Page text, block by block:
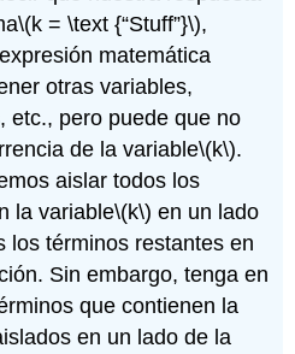
\(k = \text {“Stuff”}\),
matemática
otras variables,
etc., pero puede que no
de la variable\(k\).
aislar todos los
la variable\(k\) en un lado
los términos restantes en
Sin embargo, tenga en
que contienen la
en un lado de la